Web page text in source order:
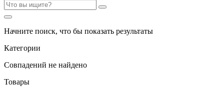
Начните поиск, что бы показать результаты
Категории
Совпадений не найдено
Товары